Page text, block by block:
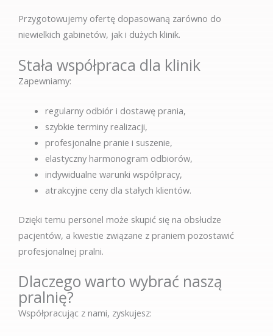
Przygotowujemy ofertę dopasowaną zarówno do
niewielkich gabinetów, jak i dużych klinik.
Stała współpraca dla klinik
Zapewniamy:
regularny odbiór i dostawę prania,
szybkie terminy realizacji,
profesjonalne pranie i suszenie,
elastyczny harmonogram odbiorów,
indywidualne warunki współpracy,
atrakcyjne ceny dla stałych klientów.
Dzięki temu personel może skupić się na obsłudze
pacjentów, a kwestie związane z praniem pozostawić
profesjonalnej pralni.
Dlaczego warto wybrać naszą
pralnię?
Współpracując z nami, zyskujesz: